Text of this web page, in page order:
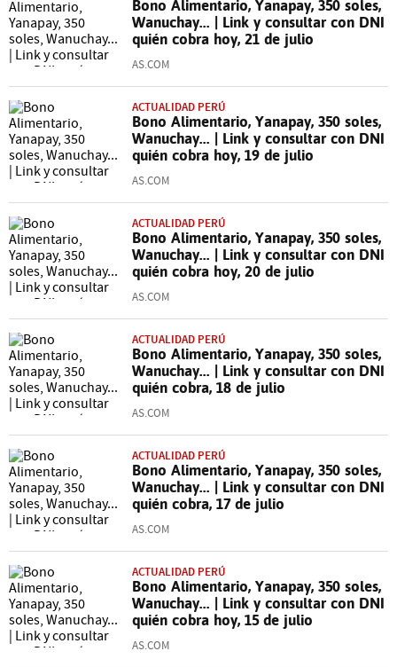
Bono Alimentario, Yanapay, 350 soles,
Wanuchay... | Link y consultar con DNI
quién cobra hoy, 21 de julio
AS.COM
ACTUALIDAD PERÚ
Bono Alimentario, Yanapay, 350 soles,
Wanuchay... | Link y consultar con DNI
quién cobra hoy, 19 de julio
AS.COM
ACTUALIDAD PERÚ
Bono Alimentario, Yanapay, 350 soles,
Wanuchay... | Link y consultar con DNI
quién cobra hoy, 20 de julio
AS.COM
ACTUALIDAD PERÚ
Bono Alimentario, Yanapay, 350 soles,
Wanuchay... | Link y consultar con DNI
quién cobra, 18 de julio
AS.COM
ACTUALIDAD PERÚ
Bono Alimentario, Yanapay, 350 soles,
Wanuchay... | Link y consultar con DNI
quién cobra, 17 de julio
AS.COM
ACTUALIDAD PERÚ
Bono Alimentario, Yanapay, 350 soles,
Wanuchay... | Link y consultar con DNI
quién cobra hoy, 15 de julio
AS.COM